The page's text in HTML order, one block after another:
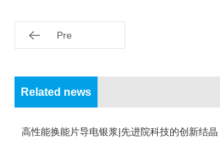
Pre
Related news
高性能换能片导电银浆|先进院科技的创新结晶